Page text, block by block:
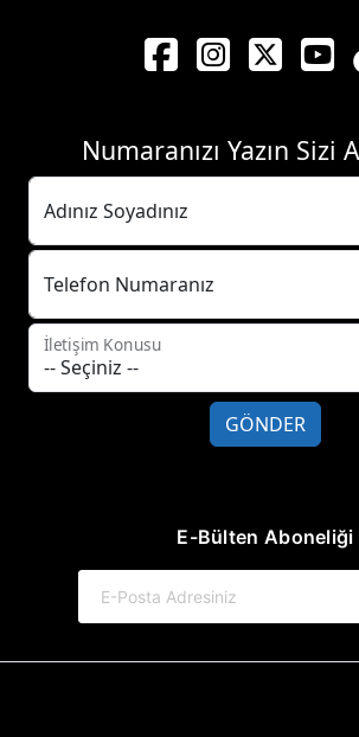
Numaranızı Yazın Sizi
Adınız Soyadınız
Telefon Numaranız
İletişim Konusu
GÖNDER
E-Bülten Aboneliği